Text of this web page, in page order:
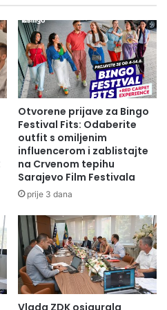
MZ Milankovići,
su ove zime zadovoljni
se uskoro iznaći način
kako nam je rekao direktor
se ne vrši sa područja
Otvorene prijave za Bingo
Festival Fits: Odaberite
outfit s omiljenim
influencerom i zablistajte
na Crvenom tepihu
Sarajevo Film Festivala
prije 3 dana
Vlada ZDK osigurala